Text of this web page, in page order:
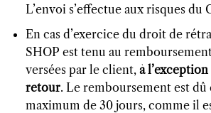
L’envoi s’effectue aux risques du
En cas d’exercice du droit de
SHOP est tenu au
versées par le client, à
retour. Le remboursement est dû
maximum de 30 jours, comme il